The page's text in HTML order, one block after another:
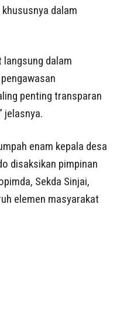
dalam
langsung dalam
penting transparan
jelasnya.
enam kepala desa
disaksikan pimpinan
Sekda Sinjai,
elemen masyarakat